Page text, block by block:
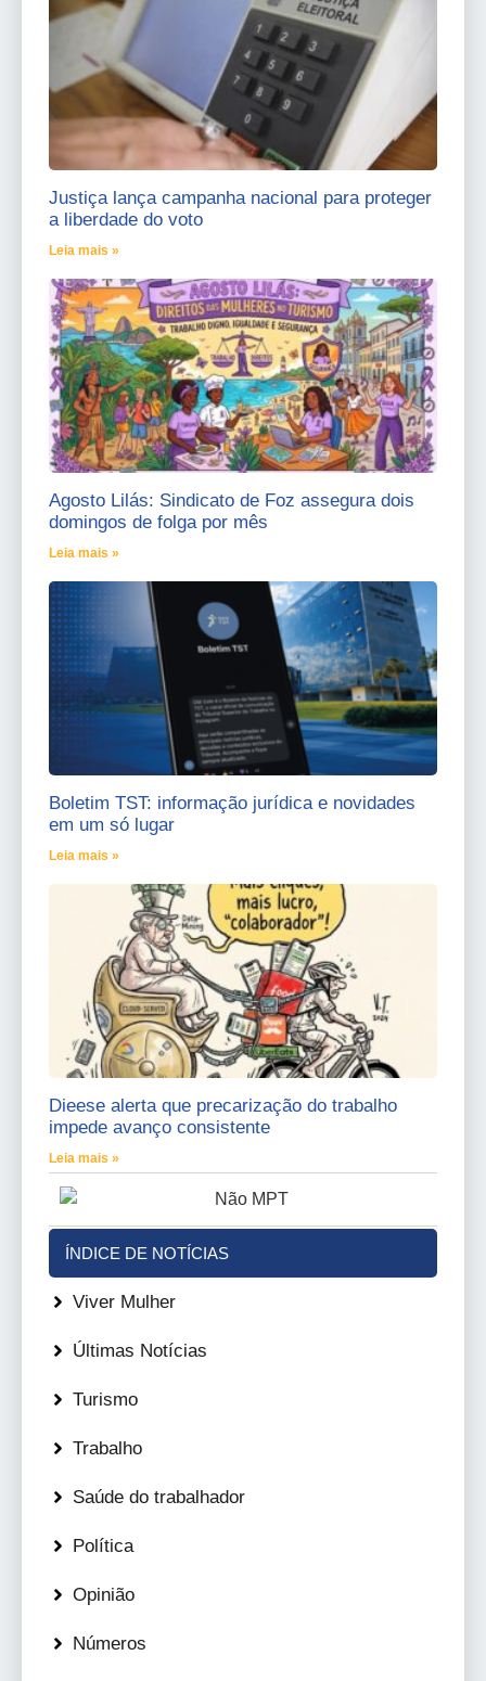
Justiça lança campanha nacional para proteger
a liberdade do voto
Leia mais »
Agosto Lilás: Sindicato de Foz assegura dois
domingos de folga por mês
Leia mais »
Boletim TST: informação jurídica e novidades
em um só lugar
Leia mais »
Dieese alerta que precarização do trabalho
impede avanço consistente
Leia mais »
ÍNDICE DE NOTÍCIAS
Viver Mulher
Últimas Notícias
Turismo
Trabalho
Saúde do trabalhador
Política
Opinião
Números